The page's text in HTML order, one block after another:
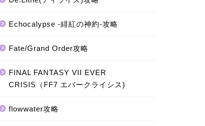
Echocalypse -緋紅の神約-攻略
Fate/Grand Order攻略
FINAL FANTASY VII EVER
CRISIS（FF7 エバークライシス)
flowwater攻略